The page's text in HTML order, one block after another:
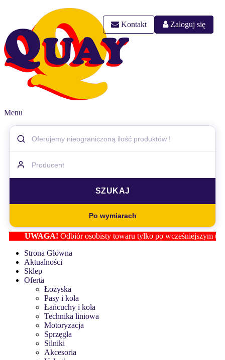
Kontakt Zaloguj się
Menu
Po wymiarach
UWAGA!Odbiór osobisty towaru tylko po wcześniejszym
Strona Główna
Aktualności
Sklep
Oferta
Łożyska
Pasy i koła
Łańcuchy i koła
Technika liniowa
Motoryzacja
Sprzęgła
Silniki
Akcesoria